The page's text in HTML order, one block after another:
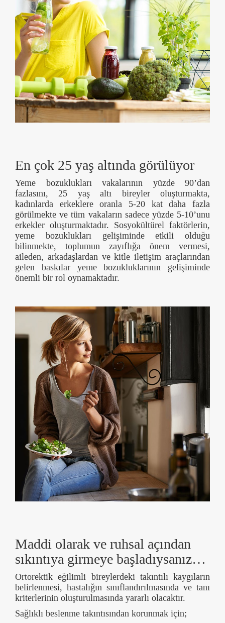
En çok 25 yaş altında görülüyor
Yeme bozuklukları vakalarının yüzde 90’dan
fazlasını, 25 yaş altı bireyler oluşturmakta,
kadınlarda erkeklere oranla 5-20 kat daha fazla
görülmekte ve tüm vakaların sadece yüzde 5-10’unu
erkekler oluşturmaktadır. Sosyokültürel faktörlerin,
yeme bozuklukları gelişiminde etkili olduğu
bilinmekte, toplumun zayıflığa önem vermesi,
aileden, arkadaşlardan ve kitle iletişim araçlarından
gelen baskılar yeme bozukluklarının gelişiminde
önemli bir rol oynamaktadır.
Maddi olarak ve ruhsal açından
sıkıntıya girmeye başladıysanız…
Ortorektik eğilimli bireylerdeki takıntılı kaygıların
belirlenmesi, hastalığın sınıflandırılmasında ve tanı
kriterlerinin oluşturulmasında yararlı olacaktır.
Sağlıklı beslenme takıntısından korunmak için;